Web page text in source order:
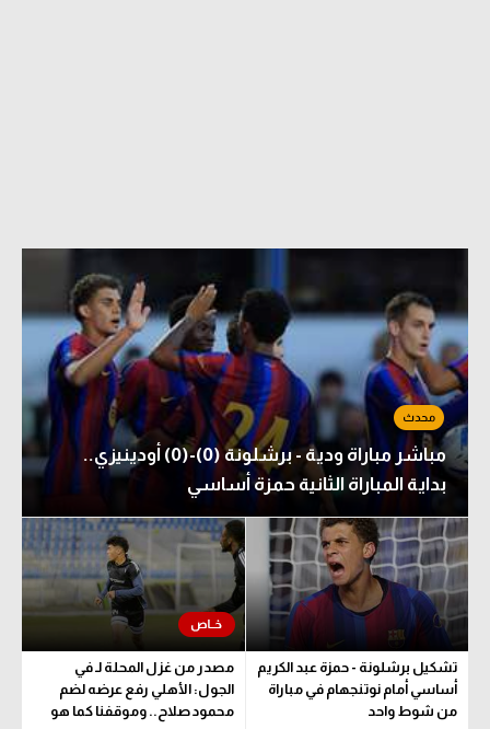
مباشر مباراة ودية - برشلونة (0)-(0) أودينيزي..
بداية المباراة الثانية حمزة أساسي
تشكيل برشلونة - حمزة عبد الكريم
أساسي أمام نوتنجهام في مباراة
من شوط واحد
مصدر من غزل المحلة لـ في
الجول: الأهلي رفع عرضه لضم
محمود صلاح.. وموقفنا كما هو